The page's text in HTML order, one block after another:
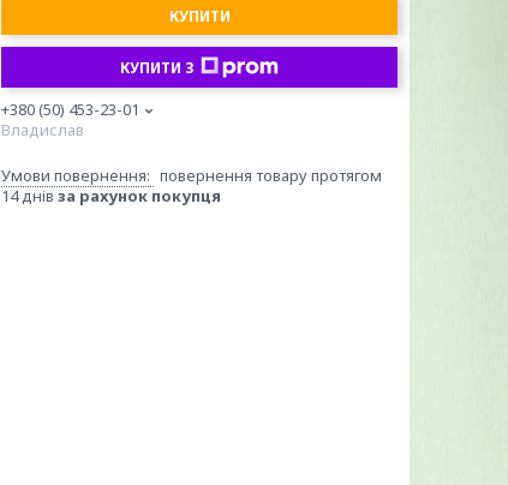
КУПИТИ
КУПИТИ З
+380 (50) 453-23-01
Владислав
повернення товару протягом
14 днів за рахунок покупця